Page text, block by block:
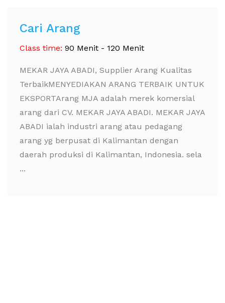
Cari Arang
Class time: 90 Menit - 120 Menit
MEKAR JAYA ABADI, Supplier Arang Kualitas
TerbaikMENYEDIAKAN ARANG TERBAIK UNTUK
EKSPORTArang MJA adalah merek komersial
arang dari CV. MEKAR JAYA ABADI. MEKAR JAYA
ABADI ialah industri arang atau pedagang
arang yg berpusat di Kalimantan dengan
daerah produksi di Kalimantan, Indonesia. sela
...